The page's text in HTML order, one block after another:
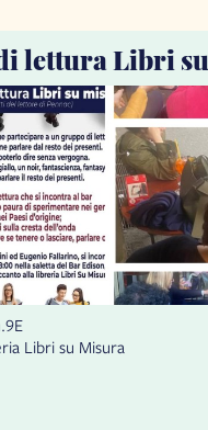
lettura Libri
Libri su Misura